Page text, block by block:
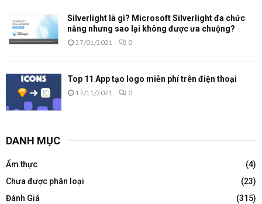
Silverlight là gì? Microsoft Silverlight đa chức
năng nhưng sao lại không được ưa chuộng?
27/01/2021 0
Top 11 App tạo logo miễn phí trên điện thoại
17/11/2021 0
DANH MỤC
Ẩm thực
(4)
Chưa được phân loại
(23)
Đánh Giá
(315)